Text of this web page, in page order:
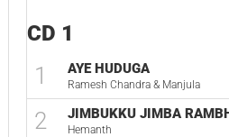
CD 1
1 AYE HUDUGA
Ramesh Chandra & Manjula
2 JIMBUKKU JIMBA
Hemanth